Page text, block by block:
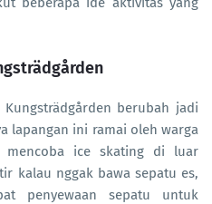
berubah jadi
lapangan ini ramai oleh warga
ice skating di luar
kalau nggak bawa sepatu es,
penyewaan sepatu untuk